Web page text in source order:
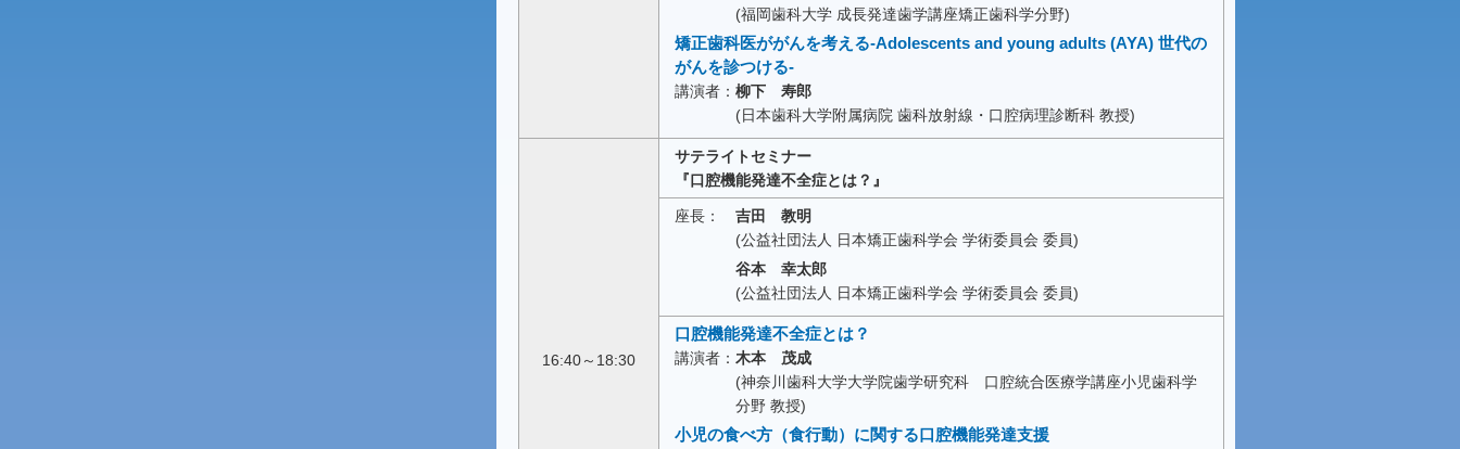
(福岡歯科大学 成長発達歯学講座矯正歯科学分野)
矯正歯科医ががんを考える‐Adolescents and young adults (AYA) 世代の
がんを診つける‐
講演者： 柳下 寿郎
(日本歯科大学附属病院 歯科放射線・口腔病理診断科 教授)
16:40～18:30
サテライトセミナー
『口腔機能発達不全症とは？』
座長：
吉田 教明
(公益社団法人 日本矯正歯科学会 学術委員会 委員)
谷本 幸太郎
(公益社団法人 日本矯正歯科学会 学術委員会 委員)
口腔機能発達不全症とは？
講演者： 木本 茂成
(神奈川歯科大学大学院歯学研究科 口腔統合医療学講座小児歯科学
分野 教授)
小児の食べ方（食行動）に関する口腔機能発達支援